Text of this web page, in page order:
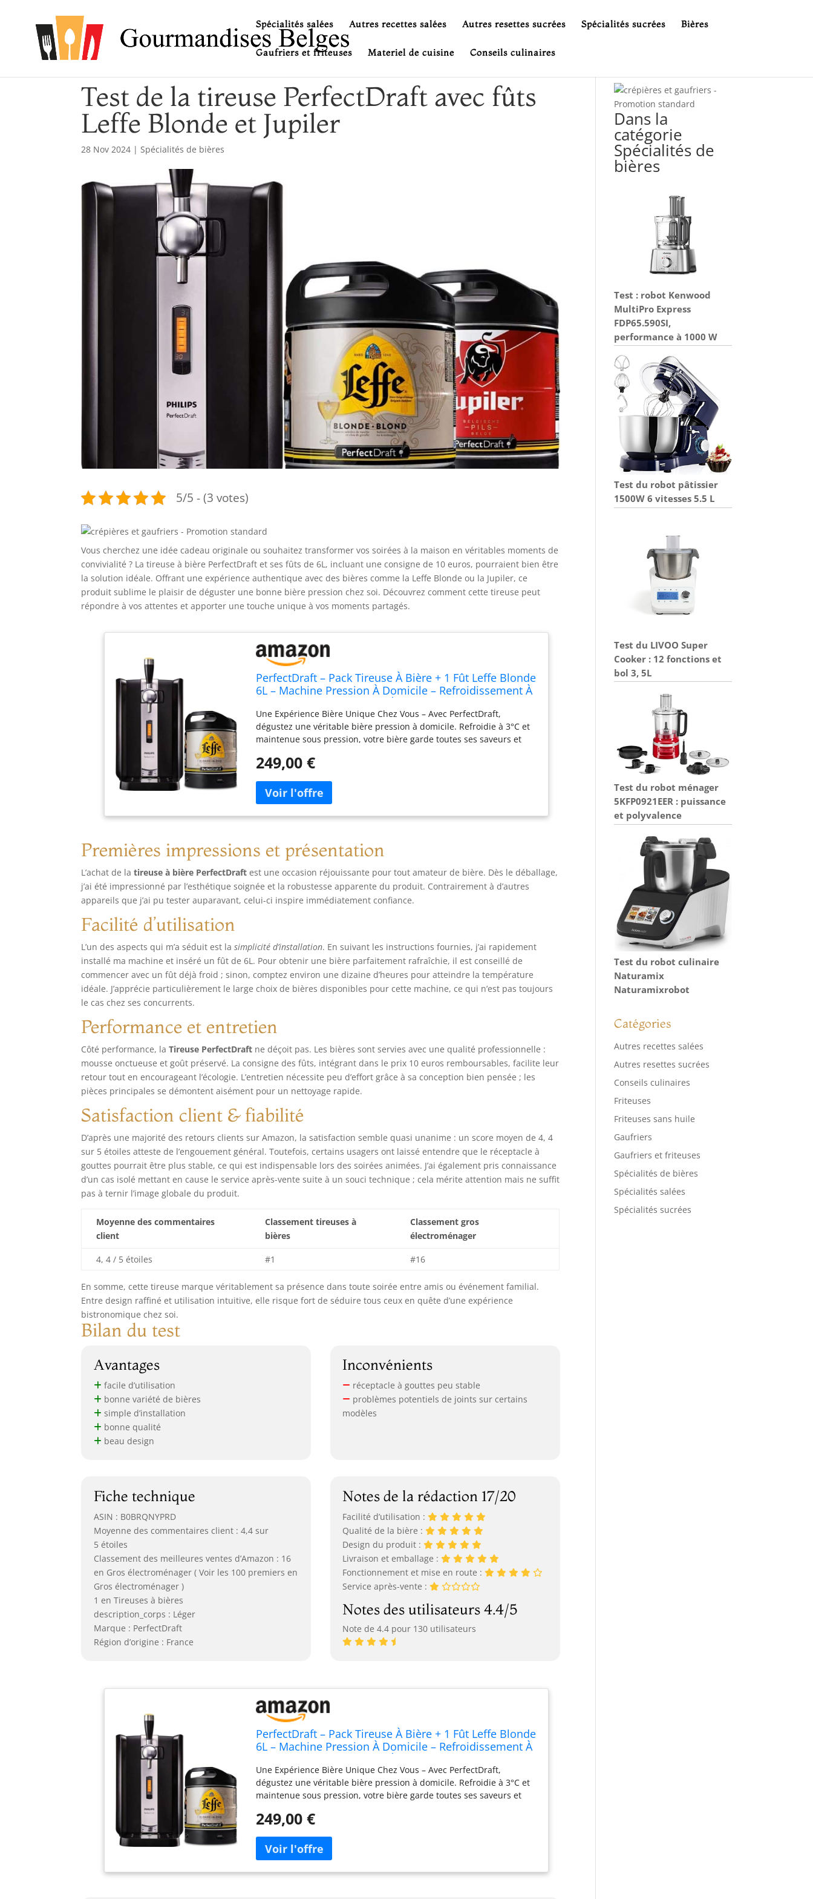
Spécialités salées Autres recettes salées Autres resettes sucrées Spécialités sucrées Bières
Gaufriers et friteuses Materiel de cuisine Conseils culinaires
Test de la tireuse PerfectDraft avec fûts
Leffe Blonde et Jupiler
28 Nov 2024 |Spécialités de bières
5/5 - (3 votes)
Vous cherchez une idée cadeau originale ou souhaitez transformer vos soirées à la maison en véritables moments de
convivialité ? La tireuse à bière PerfectDraft et ses fûts de 6L, incluant une consigne de 10 euros, pourraient bien être
la solution idéale. Offrant une expérience authentique avec des bières comme la Leffe Blonde ou la Jupiler, ce
produit sublime le plaisir de déguster une bonne bière pression chez soi. Découvrez comment cette tireuse peut
répondre à vos attentes et apporter une touche unique à vos moments partagés.
PerfectDraft – Pack Tireuse À Bière + 1 Fût Leffe Blonde
6L – Machine Pression À Domicile – Refroidissement À
Idée Cadeau Amateur Bière
Une Expérience Bière Unique Chez Vous – Avec PerfectDraft,
dégustez une véritable bière pression à domicile. Refroidie à 3°C et
maintenue sous pression, votre bière garde toutes ses saveurs et
Avec Fût Leffe Blonde 6L Inclus – Ce pack contient la machine
environ 10 pintes de bière pression. Idéal pour découvrir le plaisir
de déguster une Leffe Blonde bien fraîche à la maison ou entre amis
Cette bière de fermentation basse surprends par sa légèreté et sa
sélectionnés, la bière est affinée pendant quatre semaines avant
une deuxième fermentation. Plus De 40 Bières À Découvrir – La
gamme PerfectDraft propose plus de 40 références : Stella Artois,
Leffe, Kwak, Goose Island, Jupiler et bien d’autres. IPA houblonnées,
lagers légères ou bières belges, il existe un fût adapté à tous les
goûts La Pression Parfaite Avec PerfectDraft – Rejoignez une
PerfectDraft transforme chaque dégustation en moment convivial
249,00 €
Premières impressions et présentation
L’achat de latireuse à bière PerfectDraft est une occasion réjouissante pour tout amateur de bière. Dès le déballage,
j’ai été impressionné par l’esthétique soignée et la robustesse apparente du produit. Contrairement à d’autres
appareils que j’ai pu tester auparavant, celui-ci inspire immédiatement confiance.
Facilité d’utilisation
L’un des aspects qui m’a séduit est lasimplicité d’installation. En suivant les instructions fournies, j’ai rapidement
installé ma machine et inséré un fût de 6L. Pour obtenir une bière parfaitement rafraîchie, il est conseillé de
commencer avec un fût déjà froid ; sinon, comptez environ une dizaine d’heures pour atteindre la température
idéale. J’apprécie particulièrement le large choix de bières disponibles pour cette machine, ce qui n’est pas toujours
le cas chez ses concurrents.
Performance et entretien
Côté performance, laTireuse PerfectDraft ne déçoit pas. Les bières sont servies avec une qualité professionnelle :
mousse onctueuse et goût préservé. La consigne des fûts, intégrant dans le prix 10 euros remboursables, facilite leur
retour tout en encourageant l’écologie. L’entretien nécessite peu d’effort grâce à sa conception bien pensée ; les
pièces principales se démontent aisément pour un nettoyage rapide.
Satisfaction client & fiabilité
D’après une majorité des retours clients sur Amazon, la satisfaction semble quasi unanime : un score moyen de 4, 4
sur 5 étoiles atteste de l’engouement général. Toutefois, certains usagers ont laissé entendre que le réceptacle à
gouttes pourrait être plus stable, ce qui est indispensable lors des soirées animées. J’ai également pris connaissance
d’un cas isolé mettant en cause le service après-vente suite à un souci technique ; cela mérite attention mais ne suffit
pas à ternir l’image globale du produit.
Moyenne des commentaires
client
Classement tireuses à
bières
Classement gros
électroménager
4, 4 / 5 étoiles #1 #16
En somme, cette tireuse marque véritablement sa présence dans toute soirée entre amis ou événement familial.
Entre design raffiné et utilisation intuitive, elle risque fort de séduire tous ceux en quête d’une expérience
bistronomique chez soi.
Bilan du test
Avantages
facile d’utilisation
bonne variété de bières
simple d’installation
bonne qualité
beau design
Inconvénients
réceptacle à gouttes peu stable
problèmes potentiels de joints sur certains
modèles
Fiche technique
ASIN : B0BRQNYPRD
Moyenne des commentaires client : 4,4 sur
5 étoiles
Classement des meilleures ventes d’Amazon : 16
en Gros électroménager ( Voir les 100 premiers en
Gros électroménager )
1 en Tireuses à bières
description_corps : Léger
Marque : PerfectDraft
Région d’origine : France
Notes de la rédaction 17/20
Facilité d’utilisation :
Qualité de la bière :
Design du produit :
Livraison et emballage :
Fonctionnement et mise en route :
Service après-vente :
Notes des utilisateurs 4.4/5
Note de 4.4 pour 130 utilisateurs
PerfectDraft – Pack Tireuse À Bière + 1 Fût Leffe Blonde
6L – Machine Pression À Domicile – Refroidissement À
Idée Cadeau Amateur Bière
Une Expérience Bière Unique Chez Vous – Avec PerfectDraft,
dégustez une véritable bière pression à domicile. Refroidie à 3°C et
maintenue sous pression, votre bière garde toutes ses saveurs et
Avec Fût Leffe Blonde 6L Inclus – Ce pack contient la machine
environ 10 pintes de bière pression. Idéal pour découvrir le plaisir
de déguster une Leffe Blonde bien fraîche à la maison ou entre amis
Cette bière de fermentation basse surprends par sa légèreté et sa
249,00 €
Dans la
catégorie
Spécialités de
bières
Test : robot Kenwood
MultiPro Express
FDP65.590SI,
performance à 1000 W
Test du robot pâtissier
1500W 6 vitesses 5.5 L
Test du LIVOO Super
Cooker : 12 fonctions et
bol 3, 5L
Test du robot ménager
5KFP0921EER : puissance
et polyvalence
Test du robot culinaire
Naturamix
Naturamixrobot
Catégories
Autres recettes salées
Autres resettes sucrées
Conseils culinaires
Friteuses
Friteuses sans huile
Gaufriers
Gaufriers et friteuses
Spécialités de bières
Spécialités salées
Spécialités sucrées